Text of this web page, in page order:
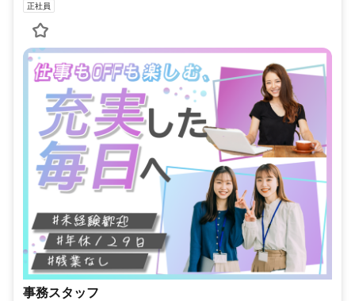
正社員
事務スタッフ